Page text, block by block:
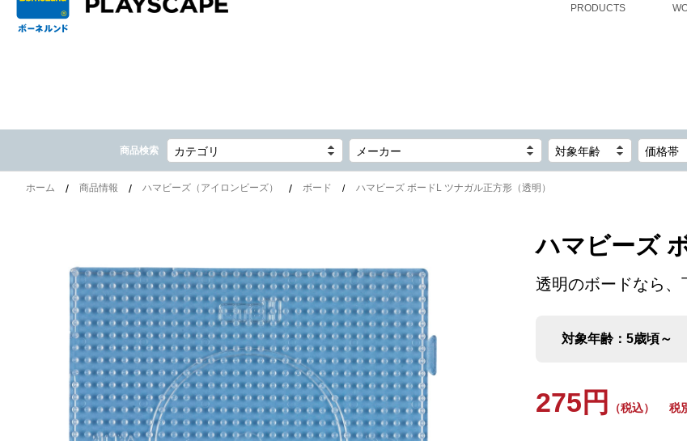
PRODUCTS
商品検索 カテゴリ メーカー 対象年齢 価格帯
ホーム 商品情報 ハマビーズ（アイロンビーズ） ボード ハマビーズ ボードL ツナガル正方形（透明）
ハマビーズ
透明のボードなら、
対象年齢：5歳頃～
275円 （税込） 税